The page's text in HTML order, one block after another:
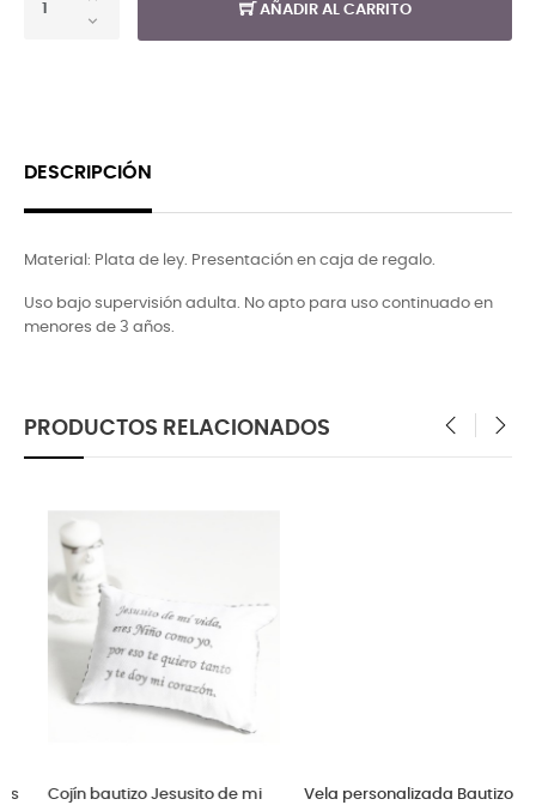
AÑADIR AL CARRITO
DESCRIPCIÓN
Material: Plata de ley. Presentación en caja de regalo.
Uso bajo supervisión adulta. No apto para uso continuado en
menores de 3 años.
PRODUCTOS RELACIONADOS
Vela personalizada Bautizo
Cajita de dientes grabada